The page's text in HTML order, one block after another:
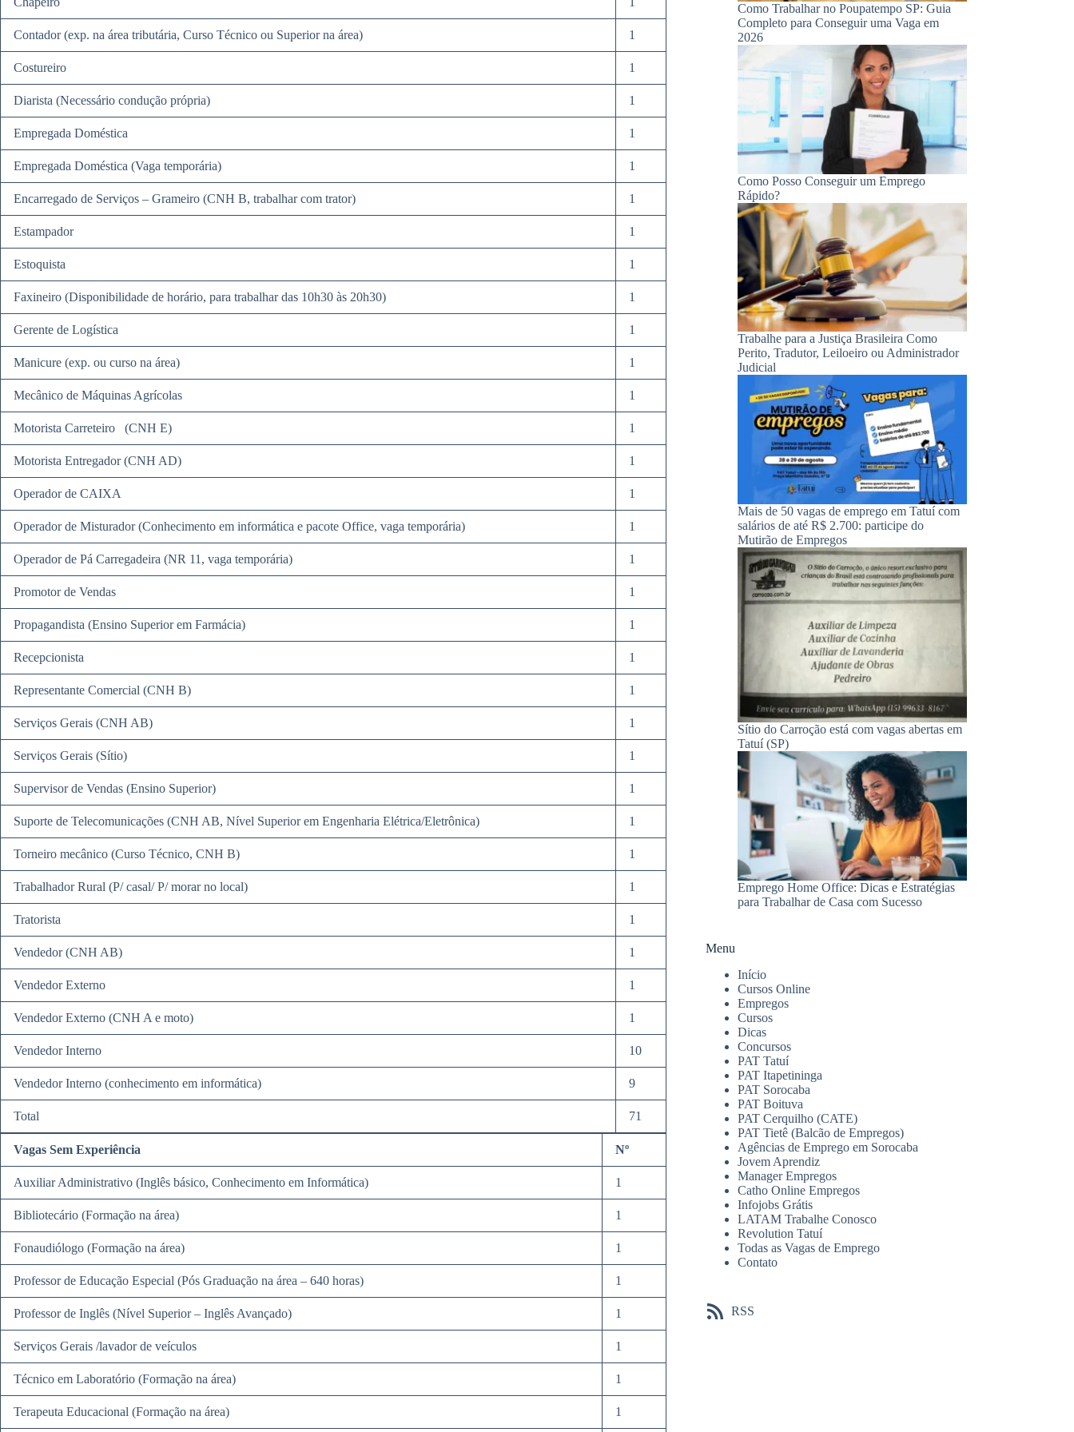
Contador (exp. na área tributária, Curso Técnico ou Superior na área) 1
Costureiro 1
Diarista (Necessário condução própria) 1
Empregada Doméstica 1
Empregada Doméstica (Vaga temporária) 1
Encarregado de Serviços – Grameiro (CNH B, trabalhar com trator) 1
Estampador 1
Estoquista 1
Faxineiro (Disponibilidade de horário, para trabalhar das 10h30 às 20h30) 1
Gerente de Logística 1
Manicure (exp. ou curso na área) 1
Mecânico de Máquinas Agrícolas 1
Motorista Carreteiro (CNH E) 1
Motorista Entregador (CNH AD) 1
Operador de CAIXA 1
Operador de Misturador (Conhecimento em informática e pacote Office, vaga temporária) 1
Operador de Pá Carregadeira (NR 11, vaga temporária) 1
Promotor de Vendas 1
Propagandista (Ensino Superior em Farmácia) 1
Recepcionista 1
Representante Comercial (CNH B) 1
Serviços Gerais (CNH AB) 1
Serviços Gerais (Sítio) 1
Supervisor de Vendas (Ensino Superior) 1
Suporte de Telecomunicações (CNH AB, Nível Superior em Engenharia Elétrica/Eletrônica) 1
Torneiro mecânico (Curso Técnico, CNH B) 1
Trabalhador Rural (P/ casal/ P/ morar no local) 1
Tratorista 1
Vendedor (CNH AB) 1
Vendedor Externo 1
Vendedor Externo (CNH A e moto) 1
Vendedor Interno 10
Vendedor Interno (conhecimento em informática) 9
Total 71
Vagas Sem Experiência Nº
Auxiliar Administrativo (Inglês básico, Conhecimento em Informática) 1
Bibliotecário (Formação na área) 1
Fonaudiólogo (Formação na área) 1
Professor de Educação Especial (Pós Graduação na área – 640 horas) 1
Professor de Inglês (Nível Superior – Inglês Avançado) 1
Serviços Gerais /lavador de veículos 1
Técnico em Laboratório (Formação na área) 1
Terapeuta Educacional (Formação na área) 1
Como Trabalhar no Poupatempo SP: Guia
Completo para Conseguir uma Vaga em
2026
Como Posso Conseguir um Emprego
Rápido?
Trabalhe para a Justiça Brasileira Como
Perito, Tradutor, Leiloeiro ou Administrador
Judicial
Mais de 50 vagas de emprego em Tatuí com
salários de até R$ 2.700: participe do
Mutirão de Empregos
Sítio do Carroção está com vagas abertas em
Tatuí (SP)
Emprego Home Office: Dicas e Estratégias
para Trabalhar de Casa com Sucesso
Menu
Início
Cursos Online
Empregos
Cursos
Dicas
Concursos
PAT Tatuí
PAT Itapetininga
PAT Sorocaba
PAT Boituva
PAT Cerquilho (CATE)
PAT Tietê (Balcão de Empregos)
Agências de Emprego em Sorocaba
Jovem Aprendiz
Manager Empregos
Catho Online Empregos
Infojobs Grátis
LATAM Trabalhe Conosco
Revolution Tatuí
Todas as Vagas de Emprego
Contato
RSS